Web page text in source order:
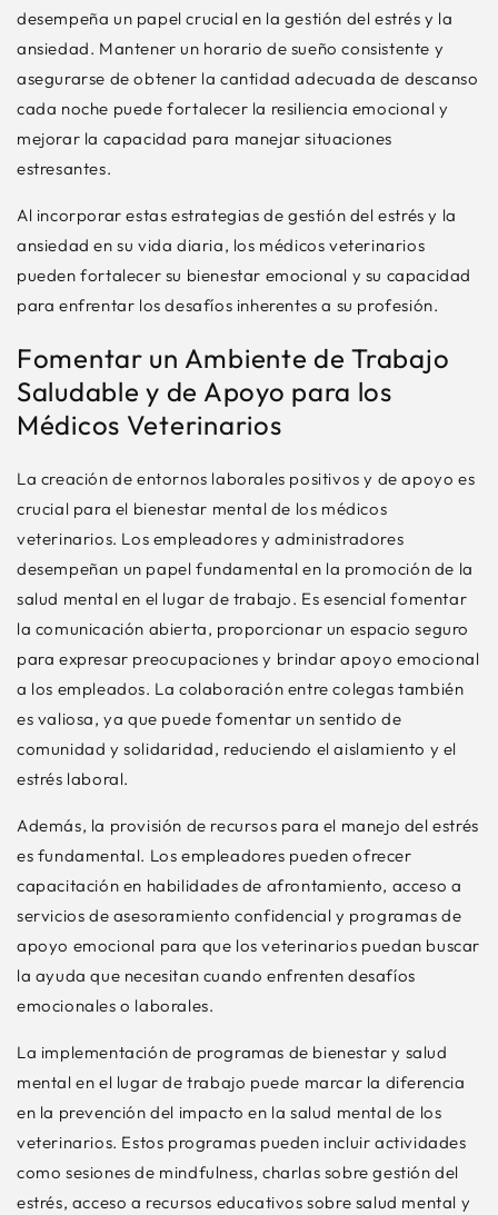
desempeña un papel crucial en la gestión del estrés y la
ansiedad. Mantener un horario de sueño consistente y
asegurarse de obtener la cantidad adecuada de descanso
cada noche puede fortalecer la resiliencia emocional y
mejorar la capacidad para manejar situaciones
estresantes.
Al incorporar estas estrategias de gestión del estrés y la
ansiedad en su vida diaria, los médicos veterinarios
pueden fortalecer su bienestar emocional y su capacidad
para enfrentar los desafíos inherentes a su profesión.
Fomentar un Ambiente de Trabajo
Saludable y de Apoyo para los
Médicos Veterinarios
La creación de entornos laborales positivos y de apoyo es
crucial para el bienestar mental de los médicos
veterinarios. Los empleadores y administradores
desempeñan un papel fundamental en la promoción de la
salud mental en el lugar de trabajo. Es esencial fomentar
la comunicación abierta, proporcionar un espacio seguro
para expresar preocupaciones y brindar apoyo emocional
a los empleados. La colaboración entre colegas también
es valiosa, ya que puede fomentar un sentido de
comunidad y solidaridad, reduciendo el aislamiento y el
estrés laboral.
Además, la provisión de recursos para el manejo del estrés
es fundamental. Los empleadores pueden ofrecer
capacitación en habilidades de afrontamiento, acceso a
servicios de asesoramiento confidencial y programas de
apoyo emocional para que los veterinarios puedan buscar
la ayuda que necesitan cuando enfrenten desafíos
emocionales o laborales.
La implementación de programas de bienestar y salud
mental en el lugar de trabajo puede marcar la diferencia
en la prevención del impacto en la salud mental de los
veterinarios. Estos programas pueden incluir actividades
como sesiones de mindfulness, charlas sobre gestión del
estrés, acceso a recursos educativos sobre salud mental y